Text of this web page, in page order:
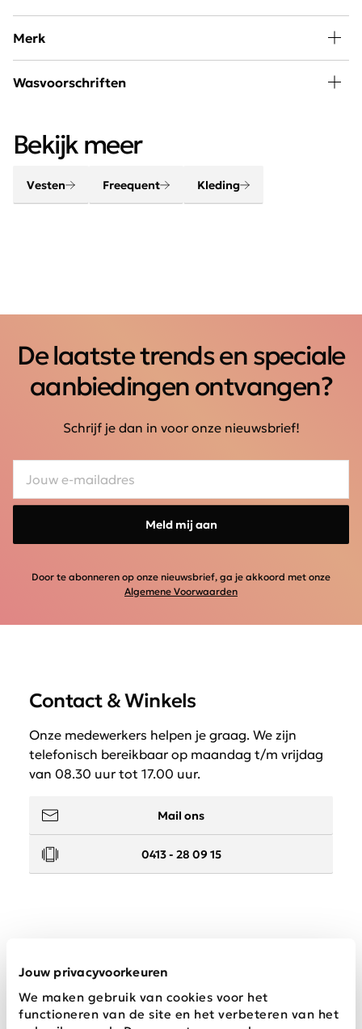
Jouw privacyvoorkeuren
We maken gebruik van cookies voor het
functioneren van de site en het verbeteren van het
Merk
Mode, passie en creativiteit staan centraal bij
chique, elegant, stoer en helemaal van deze tijd.
Wasvoorschriften
Bekijk meer
Vesten Freequent Kleding
De laatste trends en speciale
aanbiedingen ontvangen?
Schrijf je dan in voor onze nieuwsbrief!
Meld mij aan
Door te abonneren op onze nieuwsbrief, ga je akkoord met onze
Algemene Voorwaarden
Contact & Winkels
Onze medewerkers helpen je graag. We zijn
telefonisch bereikbaar op maandag t/m vrijdag
van 08.30 uur tot 17.00 uur.
Mail ons
0413 - 28 09 15
Wij zijn Schijvens mode